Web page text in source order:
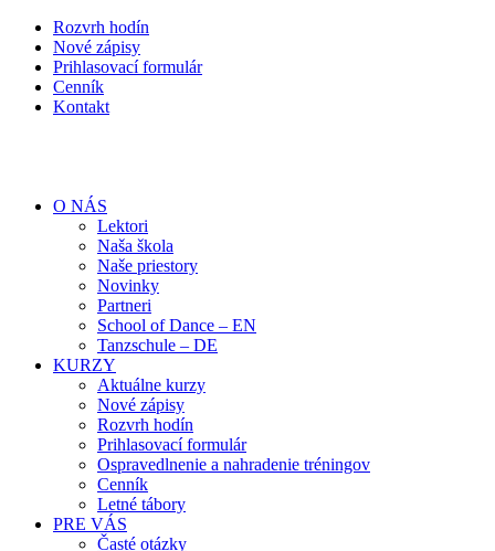
Rozvrh hodín
Nové zápisy
Prihlasovací formulár
Cenník
Kontakt
O NÁS
Lektori
Naša škola
Naše priestory
Novinky
Partneri
School of Dance – EN
Tanzschule – DE
KURZY
Aktuálne kurzy
Nové zápisy
Rozvrh hodín
Prihlasovací formulár
Ospravedlnenie a nahradenie tréningov
Cenník
Letné tábory
PRE VÁS
Časté otázky